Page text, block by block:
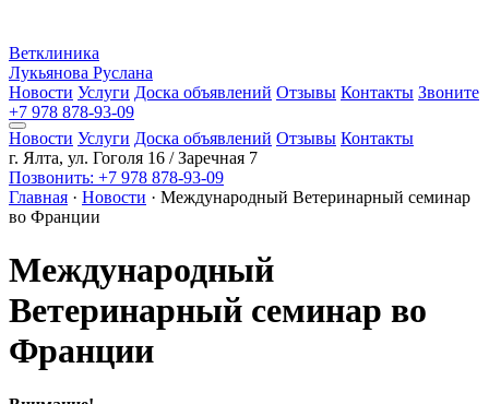
Ветклиника
Лукьянова Руслана
Новости Услуги Доска объявлений Отзывы Контакты Звоните
+7 978 878-93-09
Новости Услуги Доска объявлений Отзывы Контакты
г. Ялта, ул. Гоголя 16 / Заречная 7
Позвонить: +7 978 878-93-09
Главная · Новости · Международный Ветеринарный семинар
во Франции
Международный
Ветеринарный семинар во
Франции